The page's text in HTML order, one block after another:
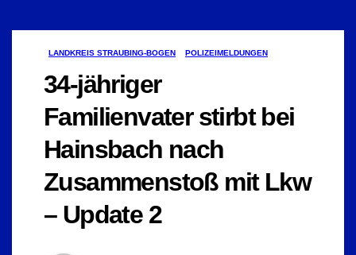
LANDKREIS STRAUBING-BOGEN POLIZEIMELDUNGEN
34-jähriger
Familienvater stirbt bei
Hainsbach nach
Zusammenstoß mit Lkw
– Update 2